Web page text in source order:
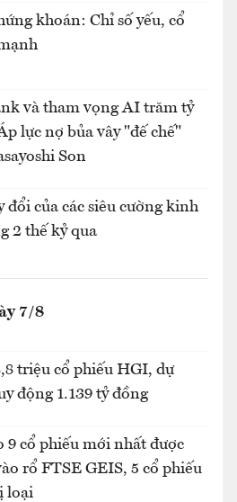
khoán: Chỉ số yếu, cổ
và tham vọng AI trăm tỷ
lực nợ bủa vây "đế chế"
Son
đổi của các siêu cường kinh
2 thế kỷ qua
7/8
triệu cổ phiếu HGI, dự
động 1.139 tỷ đồng
9 cổ phiếu mới nhất được
rổ FTSE GEIS, 5 cổ phiếu
loại